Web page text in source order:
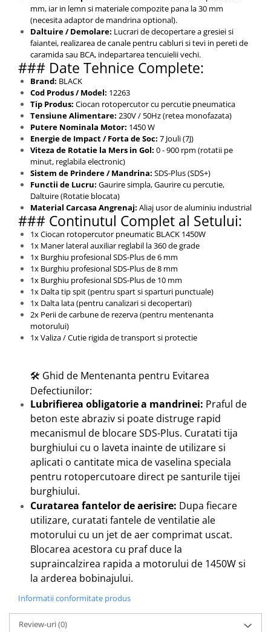
mm, iar in lemn si materiale compozite pana la 30 mm
(necesita adaptor de mandrina optional).
Daltuire / Demolare: Lucrari de decopertare a gresiei si
faiantei, realizarea de canale pentru cabluri si tevi in pereti de
caramida sau BCA, indepartarea tencuielii vechi.
### Date Tehnice Complete:
Brand: BLACK
Cod Produs / Model: 12263
Tip Produs: Ciocan rotopercutor cu percutie pneumatica
Tensiune Alimentare: 230V / 50Hz (retea monofazata)
Putere Nominala Motor: 1450 W
Energie de Impact / Forta de Soc: 7 Jouli (7J)
Viteza de Rotatie la Mers in Gol: 0 - 900 rpm (rotatii pe
minut, reglabila electronic)
Sistem de Prindere / Mandrina: SDS-Plus (SDS+)
Functii de Lucru: Gaurire simpla, Gaurire cu percutie,
Daltuire (Rotatie blocata)
Material Carcasa Angrenaj: Aliaj usor de aluminiu industrial
### Continutul Complet al Setului:
1x Ciocan rotopercutor pneumatic BLACK 1450W
1x Maner lateral auxiliar reglabil la 360 de grade
1x Burghiu profesional SDS-Plus de 6 mm
1x Burghiu profesional SDS-Plus de 8 mm
1x Burghiu profesional SDS-Plus de 10 mm
1x Dalta tip spit (pentru spart si sparturi punctuale)
1x Dalta lata (pentru canalizari si decopertari)
2x Perii de carbune de rezerva (pentru mentenanta
motorului)
1x Valiza / Cutie rigida de transport si protectie
🛠️ Ghid de Mentenanta pentru Evitarea
Defectiunilor:
Lubrifierea obligatorie a mandrinei: Praful de
beton este abraziv si poate distruge rapid
mecanismul de blocare SDS-Plus. Curatati tija
burghiului cu o laveta inainte de utilizare si
aplicati o cantitate mica de vaselina speciala
pentru rotopercutoare direct pe santurile tijei
burghiului.
Curatarea fantelor de aerisire: Dupa fiecare
utilizare, curatati fantele de ventilatie ale
motorului cu un jet de aer comprimat uscat.
Blocarea acestora cu praf duce la
supraincalzirea rapida a motorului de 1450W si
la arderea bobinajului.
Informatii conformitate produs
Review-uri(0)